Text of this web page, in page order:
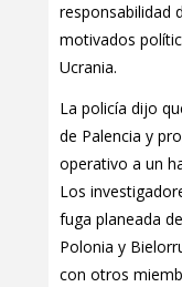
responsabilidad
motivados
Ucrania.
La policía dijo
de Palencia y
operativo a un
Los
fuga planeada
Polonia y
con otros